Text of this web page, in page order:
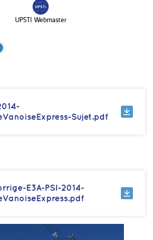
UPSTI Webmaster
Sujet.pdf
E3A-PSI-2014-